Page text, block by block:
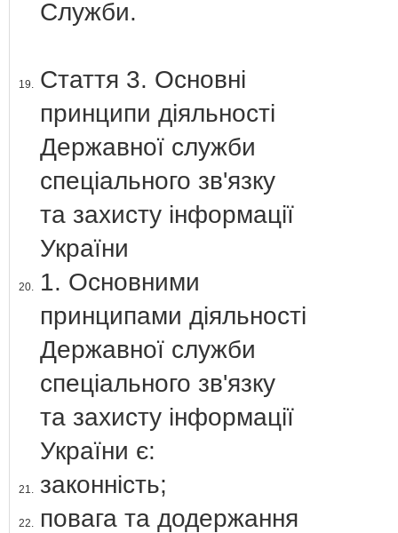
Служби.
19. Стаття 3. Основні
принципи діяльності
Державної служби
спеціального зв'язку
та захисту інформації
України
20.
1. Основними
принципами діяльності
Державної служби
спеціального зв'язку
та захисту інформації
України є:
21. законність;
22.
повага та додержання